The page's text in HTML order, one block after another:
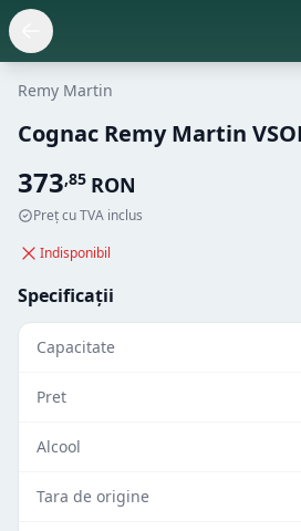
Remy Martin
Cognac Remy Martin
373,85 RON
Preț cu TVA inclus
Indisponibil
Specificații
Capacitate
Pret
Alcool
Tara de origine